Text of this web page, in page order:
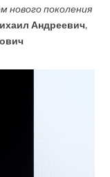
нового поколения
Андреевич,